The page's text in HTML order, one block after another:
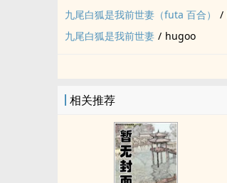
九尾白狐是我前世妻（futa 百合） /
九尾白狐是我前世妻 / hugoo
相关推荐